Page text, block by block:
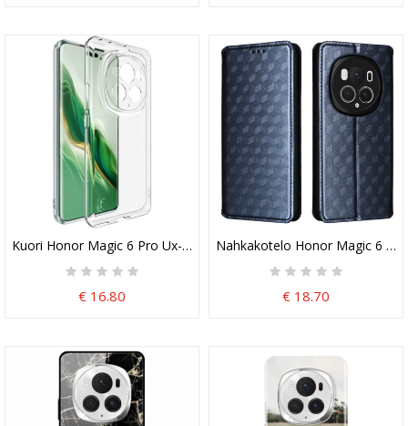
Kuori Honor Magic 6 Pro Ux-5-Sarjan Imak Suojakuori
€ 16.80
Nahkakotelo Honor Magic 6
€ 18.70